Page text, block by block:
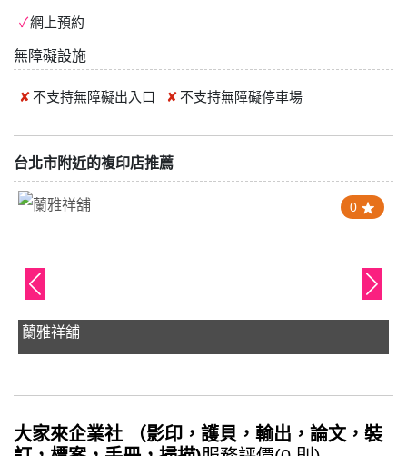
網上預約
無障礙設施
不支持無障礙出入口 不支持無障礙停車場
台北市附近的複印店推薦
0
蘭雅祥舖
大家來企業社 （影印，護貝，輸出，論文，裝